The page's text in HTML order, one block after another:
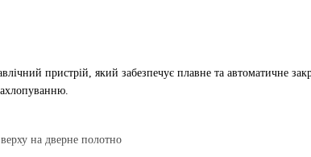
пристрій, який забезпечує плавне та автоматичне
на дверне полотно